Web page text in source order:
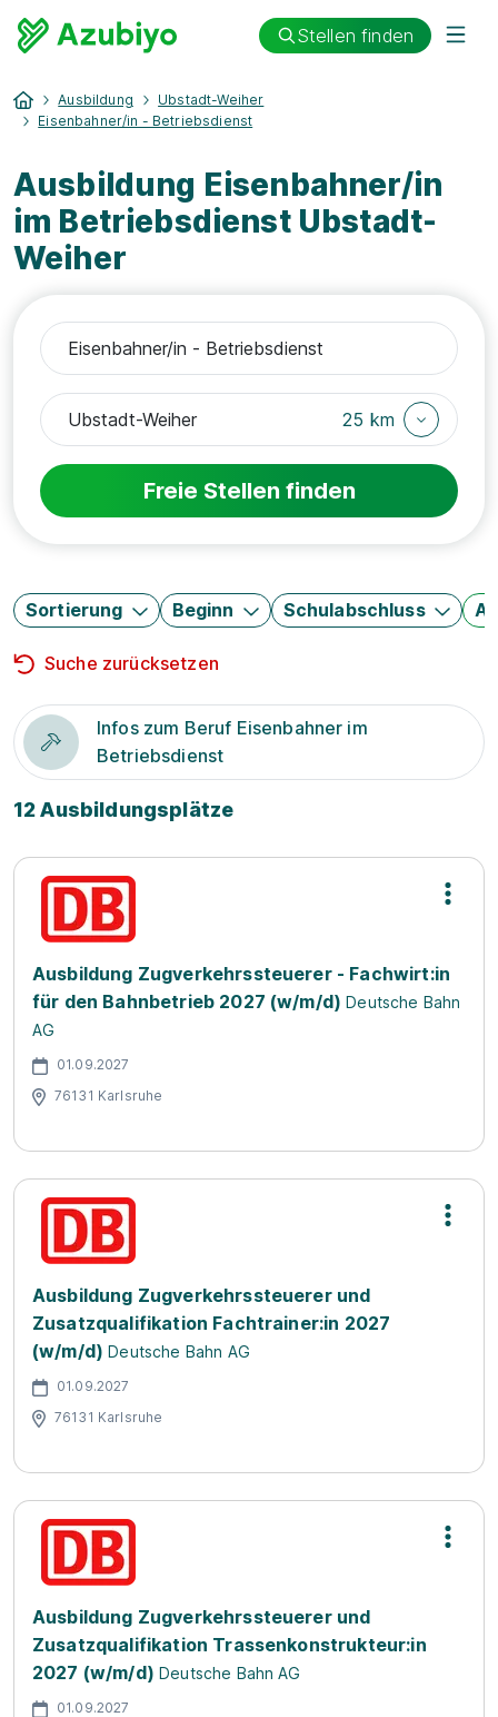
Stellen finden
Ausbildung
Ubstadt-Weiher
Eisenbahner/in - Betriebsdienst
Ausbildung Eisenbahner/in
im Betriebsdienst Ubstadt-
Weiher
25 km
Freie Stellen finden
Sortierung Beginn Schulabschluss
Suche zurücksetzen
Infos zum Beruf Eisenbahner im
Betriebsdienst
12 Ausbildungsplätze
Ausbildung Zugverkehrssteuerer - Fachwirt:in
für den Bahnbetrieb 2027 (w/m/d) Deutsche Bahn
AG
01.09.2027
76131 Karlsruhe
Ausbildung Zugverkehrssteuerer und
Zusatzqualifikation Fachtrainer:in 2027
(w/m/d) Deutsche Bahn AG
01.09.2027
76131 Karlsruhe
Ausbildung Zugverkehrssteuerer und
Zusatzqualifikation Trassenkonstrukteur:in
2027 (w/m/d) Deutsche Bahn AG
01.09.2027